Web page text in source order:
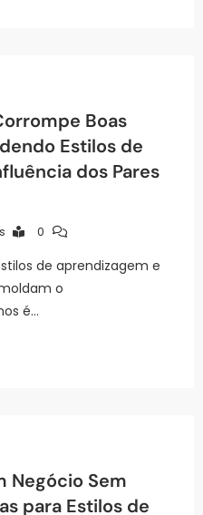
Boas
Estilos de
dos Pares
0
de aprendizagem e
o
é…
Negócio Sem
para Estilos de